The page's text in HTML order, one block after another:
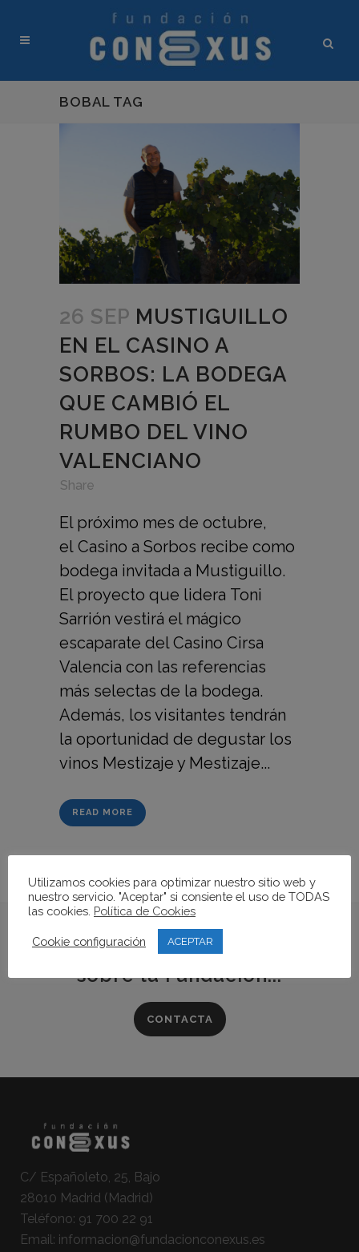
BOBAL TAG
26 SEP MUSTIGUILLO
EN EL CASINO A
SORBOS: LA BODEGA
QUE CAMBIÓ EL
RUMBO DEL VINO
VALENCIANO
Share
El próximo mes de octubre,
el Casino a Sorbos recibe como
bodega invitada a Mustiguillo.
El proyecto que lidera Toni
Sarrión vestirá el mágico
escaparate del Casino Cirsa
Valencia con las referencias
más selectas de la bodega.
Además, los visitantes tendrán
la oportunidad de degustar los
vinos Mestizaje y Mestizaje...
READ MORE
Si quieres conocer más
sobre la Fundación...
CONTACTA
C/ Españoleto, 25, Bajo
28010 Madrid (Madrid)
Teléfono: 91 700 22 91
Email: informacion@fundacionconexus.es
Utilizamos cookies para optimizar nuestro sitio web y
nuestro servicio. "Aceptar" si consiente el uso de TODAS
las cookies. Política de Cookies
Cookie configuración ACEPTAR